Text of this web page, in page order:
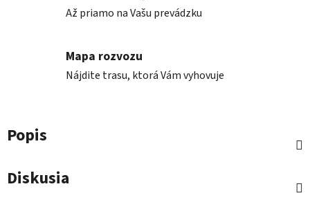
Až priamo na Vašu prevádzku
Mapa rozvozu
Nájdite trasu, ktorá Vám vyhovuje
Popis
Diskusia